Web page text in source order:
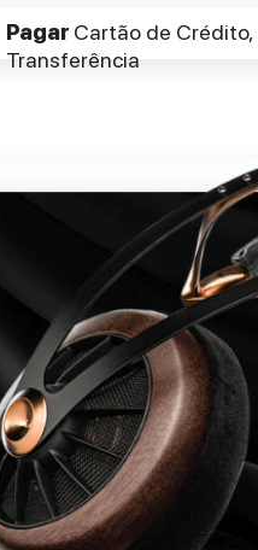
Pagar Cartão de Crédito,
Transferência